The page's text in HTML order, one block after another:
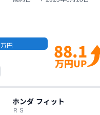
万円 88.1
万円UP
ホンダ フィット
ＲＳ